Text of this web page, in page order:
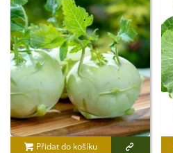
Přidat do košíku